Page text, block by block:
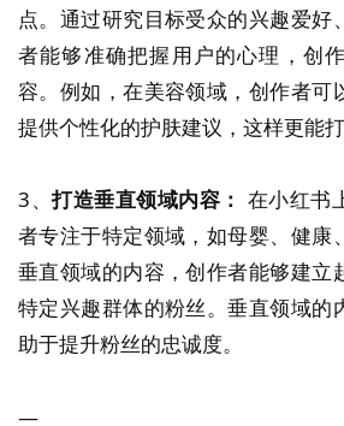
点。通过研究目标受众的兴趣爱好
者能够准确把握用户的心理，创
容。例如，在美容领域，创作者可
提供个性化的护肤建议，这样更能打
3、打造垂直领域内容： 在小红书
者专注于特定领域，如母婴、健康
垂直领域的内容，创作者能够建立
特定兴趣群体的粉丝。垂直领域的
助于提升粉丝的忠诚度。
—